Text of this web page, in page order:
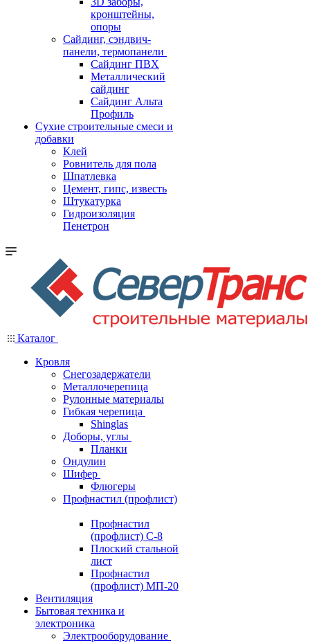
кронштейны,
опоры
Cайдинг, сэндвич-
панели, термопанели
Сайдинг ПВХ
Металлический
сайдинг
Сайдинг Альта
Профиль
Сухие строительные смеси и
добавки
Клей
Ровнитель для пола
Шпатлевка
Цемент, гипс, известь
Штукатурка
Гидроизоляция
Пенетрон
Каталог
Кровля
Снегозадержатели
Металлочерепица
Рулонные материалы
Гибкая черепица
Shinglas
Доборы, углы
Планки
Ондулин
Шифер
Флюгеры
Профнастил (профлист)
Профнастил
(профлист) С-8
Плоский стальной
лист
Профнастил
(профлист) МП-20
Вентиляция
Бытовая техника и
электроника
Электрооборудование